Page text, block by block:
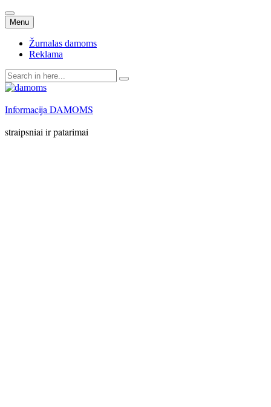
Menu Skip
to
content
Žurnalas damoms
Reklama
Search
for:
Informacija DAMOMS
straipsniai ir patarimai